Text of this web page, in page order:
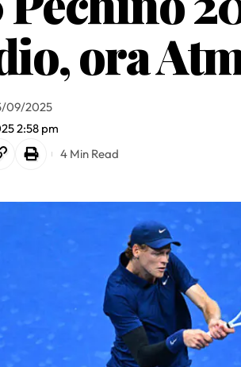
ora
2:58 pm
09/2025
4 Min Read